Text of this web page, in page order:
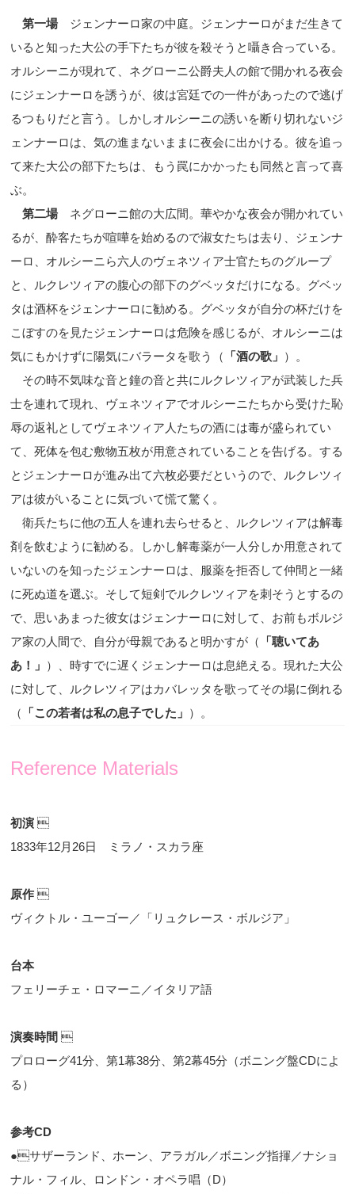
第一場ジェンナーロ家の中庭。ジェンナーロがまだ生きて
いると知った大公の手下たちが彼を殺そうと囁き合っている。
オルシーニが現れて、ネグローニ公爵夫人の館で開かれる夜会
にジェンナーロを誘うが、彼は宮廷での一件があったので逃げ
るつもりだと言う。しかしオルシーニの誘いを断り切れないジ
ェンナーロは、気の進まないままに夜会に出かける。彼を追っ
て来た大公の部下たちは、もう罠にかかったも同然と言って喜
ぶ。
第二場ネグローニ館の大広間。華やかな夜会が開かれてい
るが、酔客たちが喧嘩を始めるので淑女たちは去り、ジェンナ
ーロ、オルシーニら六人のヴェネツィア士官たちのグループ
と、ルクレツィアの腹心の部下のグベッタだけになる。グベッ
タは酒杯をジェンナーロに勧める。グベッタが自分の杯だけを
こぼすのを見たジェンナーロは危険を感じるが、オルシーニは
気にもかけずに陽気にバラータを歌う（
「酒の歌」 ）。
その時不気味な音と鐘の音と共にルクレツィアが武装した兵
士を連れて現れ、ヴェネツィアでオルシーニたちから受けた恥
辱の返礼としてヴェネツィア人たちの酒には毒が盛られてい
て、死体を包む敷物五枚が用意されていることを告げる。する
とジェンナーロが進み出て六枚必要だというので、ルクレツィ
アは彼がいることに気づいて慌て驚く。
衛兵たちに他の五人を連れ去らせると、ルクレツィアは解毒
剤を飲むように勧める。しかし解毒薬が一人分しか用意されて
いないのを知ったジェンナーロは、服薬を拒否して仲間と一緒
に死ぬ道を選ぶ。そして短剣でルクレツィアを刺そうとするの
で、思いあまった彼女はジェンナーロに対して、お前もボルジ
ア家の人間で、自分が母親であると明かすが（
「聴いてあ
あ！」 ）、時すでに遅くジェンナーロは息絶える。現れた大公
に対して、ルクレツィアはカバレッタを歌ってその場に倒れる
（
「この若者は私の息子でした」 ）。
Reference Materials
初演 
1833年12月26日 ミラノ・スカラ座
原作 
ヴィクトル・ユーゴー／「リュクレース・ボルジア」
台本
フェリーチェ・ロマーニ／イタリア語
演奏時間 
プロローグ41分、第1幕38分、第2幕45分（ボニング盤CDによ
る）
参考CD
●サザーランド、ホーン、アラガル／ボニング指揮／ナショ
ナル・フィル、ロンドン・オペラ唱（D）